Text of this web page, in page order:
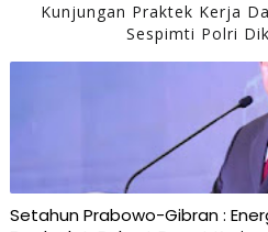
Kunjungan Praktek Kerja
Sespimti Polri
Setahun Prabowo-Gibran :